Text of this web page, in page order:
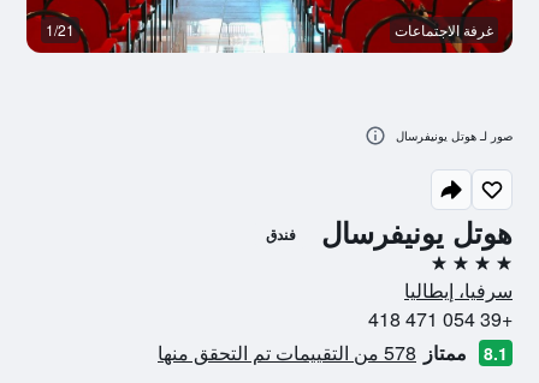
هوتل يونيفرسال فندق
4 نجوم
سرفيا، إيطاليا
+39 054 471 418
8.1 ممتاز 578 من التقييمات تم التحقق منها
غرفة الاجتماعات 1/21
صور لـ هوتل يونيفرسال